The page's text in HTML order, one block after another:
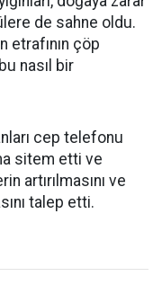
de sahne oldu.
etrafının çöp
nasıl bir
cep telefonu
sitem etti ve
artırılmasını ve
talep etti.